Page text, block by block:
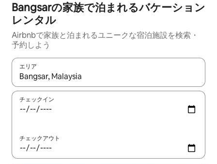
Bangsarの家族で泊まれるバケーション
レンタル
Airbnbで家族と泊まれるユニークな宿泊施設を検索・
予約しよう
エリア
検索結果が表示されたら、上下の矢印キーを使って移動するか
チェックイン
チェックアウト